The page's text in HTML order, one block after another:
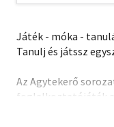
Játék - móka -
Tanulj és játssz
Az Agytekerő
foglalkoztatójáték a